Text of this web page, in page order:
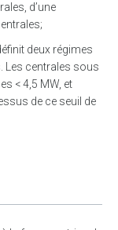
d’une
deux régimes
Les centrales sous
< 4,5 MW, et
de ce seuil de